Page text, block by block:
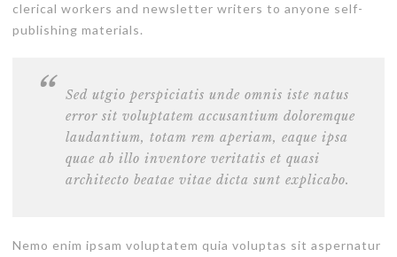
clerical workers and newsletter writers to anyone self-
publishing materials.
Sed utgio perspiciatis unde omnis iste natus
error sit voluptatem accusantium doloremque
laudantium, totam rem aperiam, eaque ipsa
quae ab illo inventore veritatis et quasi
architecto beatae vitae dicta sunt explicabo.
Nemo enim ipsam voluptatem quia voluptas sit aspernatur